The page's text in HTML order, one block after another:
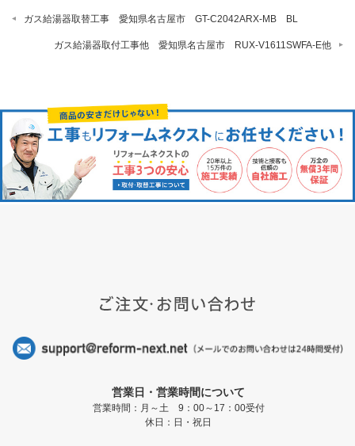
ガス給湯器取替工事 愛知県名古屋市 GT-C2042ARX-MB BL
ガス給湯器取付工事他 愛知県名古屋市 RUX-V1611SWFA-E他
営業日・営業時間について
営業時間：月～土 9：00～17：00受付
休日：日・祝日